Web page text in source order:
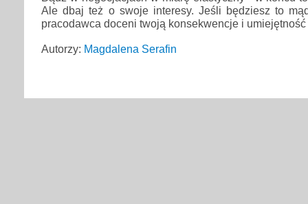
Ale dbaj też o swoje interesy. Jeśli będziesz to
pracodawca doceni twoją konsekwencje i
Autorzy: Magdalena Serafin